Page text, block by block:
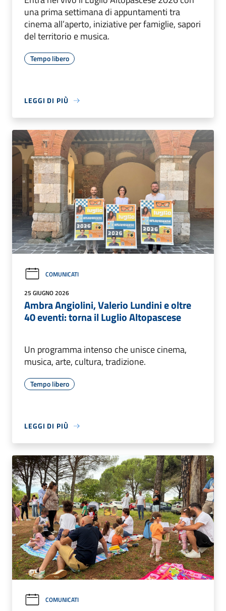
una prima settimana di appuntamenti tra
cinema all’aperto, iniziative per famiglie, sapori
del territorio e musica.
Tempo libero
LEGGI DI PIÙ
COMUNICATI
25 GIUGNO 2026
Ambra Angiolini, Valerio Lundini e oltre
40 eventi: torna il Luglio Altopascese
Un programma intenso che unisce cinema,
musica, arte, cultura, tradizione.
Tempo libero
LEGGI DI PIÙ
COMUNICATI